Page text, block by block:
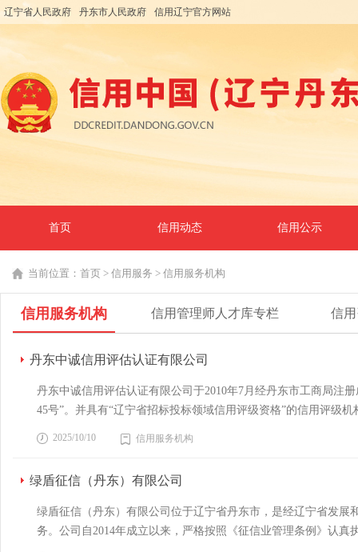
辽宁省人民政府 丹东市人民政府 信用辽宁官方网站
首页 信用动态 信用公示
当前位置： 首页 > 信用服务 > 信用服务机构
信用服务机构 信用管理师人才库专栏 信
丹东中诚信用评估认证有限公司
丹东中诚信用评估认证有限公司于2010年7月经丹东市工商局注
45号”。并具有“辽宁省招标投标领域信用评级资格”的信用评级
密管理》、《信用评估执业准则》、《信用评估流程与评价方
坚持以事实为根据，确保评级结果的权威性。
2025/10/10 信用服务机构
绿盾征信（丹东）有限公司
绿盾征信（丹东）有限公司位于辽宁省丹东市，是经辽宁省发
务。公司自2014年成立以来，严格按照《征信业管理条例》认